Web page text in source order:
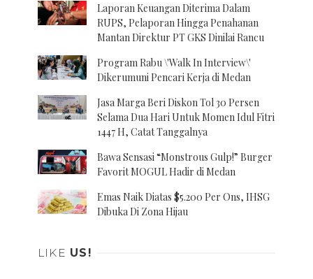
Laporan Keuangan Diterima Dalam
RUPS, Pelaporan Hingga Penahanan
Mantan Direktur PT GKS Dinilai Rancu
Program Rabu \'Walk In Interview\'
Dikerumuni Pencari Kerja di Medan
Jasa Marga Beri Diskon Tol 30 Persen
Selama Dua Hari Untuk Momen Idul Fitri
1447 H, Catat Tanggalnya
Bawa Sensasi “Monstrous Gulp!” Burger
Favorit MOGUL Hadir di Medan
Emas Naik Diatas $5.200 Per Ons, IHSG
Dibuka Di Zona Hijau
LIKE US!